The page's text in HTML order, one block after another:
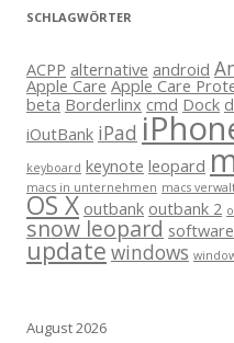
SCHLAGWÖRTER
ACPP alternative android
Apple Care Apple Care
beta Borderlinx cmd Dock
iOutBank iPad
keyboard keynote leopard
macs in unternehmen macs
OS X outbank outbank 2
snow leopard software
update windows
August 2026